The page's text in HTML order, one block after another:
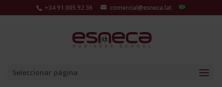
+34 91 005 92 36 comercial@esneca.lat
Seleccionar página